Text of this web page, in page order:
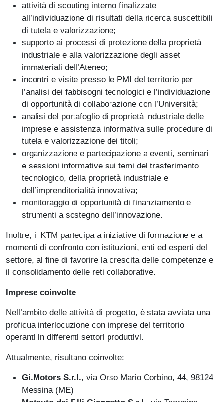
attività di scouting interno finalizzate
all’individuazione di risultati della ricerca suscettibili
di tutela e valorizzazione;
supporto ai processi di protezione della proprietà
industriale e alla valorizzazione degli asset
immateriali dell’Ateneo;
incontri e visite presso le PMI del territorio per
l’analisi dei fabbisogni tecnologici e l’individuazione
di opportunità di collaborazione con l’Università;
analisi del portafoglio di proprietà industriale delle
imprese e assistenza informativa sulle procedure di
tutela e valorizzazione dei titoli;
organizzazione e partecipazione a eventi, seminari
e sessioni informative sui temi del trasferimento
tecnologico, della proprietà industriale e
dell’imprenditorialità innovativa;
monitoraggio di opportunità di finanziamento e
strumenti a sostegno dell’innovazione.
Inoltre, il KTM partecipa a iniziative di formazione e a
momenti di confronto con istituzioni, enti ed esperti del
settore, al fine di favorire la crescita delle competenze e
il consolidamento delle reti collaborative.
Imprese coinvolte
Nell’ambito delle attività di progetto, è stata avviata una
proficua interlocuzione con imprese del territorio
operanti in differenti settori produttivi.
Attualmente, risultano coinvolte:
Gi.Motors S.r.l., via Orso Mario Corbino, 44, 98124
Messina (ME)